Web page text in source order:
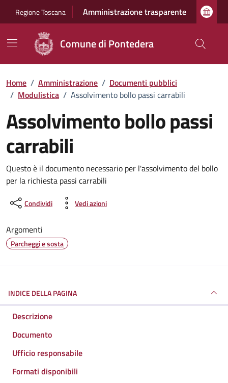
Regione Toscana Amministrazione trasparente
Comune di Pontedera
Home / Amministrazione / Documenti pubblici
/ Modulistica / Assolvimento bollo passi carrabili
Assolvimento bollo passi
carrabili
Dettagli del documento
Questo è il documento necessario per l'assolvimento del bollo
per la richiesta passi carrabili
Condividi Vedi azioni
Argomenti
Parcheggi e sosta
INDICE DELLA PAGINA
Descrizione
Documento
Ufficio responsabile
Formati disponibili